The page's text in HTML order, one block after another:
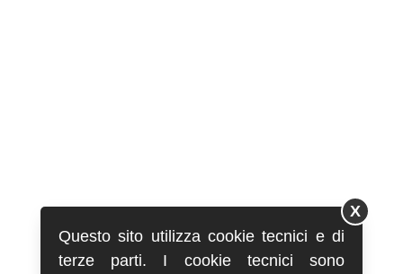
Questo sito utilizza cookie tecnici e di
terze parti. I cookie tecnici sono
X